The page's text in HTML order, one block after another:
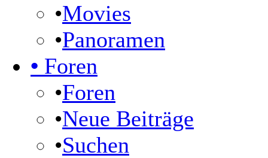
•Movies
•Panoramen
• Foren
•Foren
•Neue Beiträge
•Suchen